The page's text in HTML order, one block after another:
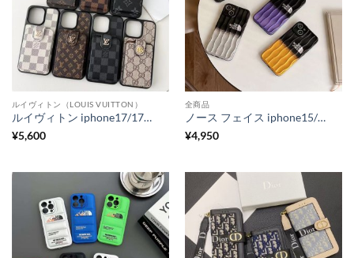
ルイヴィトン（LOUIS VUITTON）
ルイヴィトン iphone17/17pro/16/16plus カード 収納 ケース iphone15/15pro ケース ブランド メンズ iphone14pro/14promax ケース 高級 iphone13/12 ケース ペア 大人 背面収納
¥5,600
全商品
ノース フェイス iphone15/15pro ケース 流行り iphone14 ケース かっこいい iphone14promax/13/12 スマホケース ブランド 人気 おしゃれ iphone ケース バイカラー
¥4,950